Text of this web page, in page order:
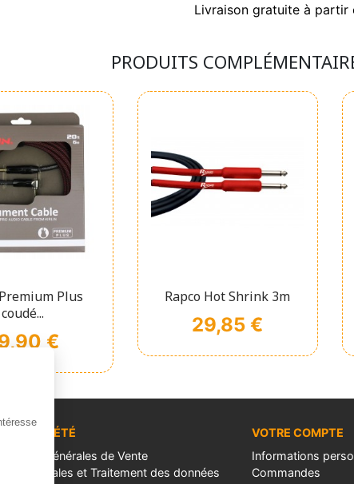
Livraison gratuite à partir
PRODUITS
Plus
coudé...
€
Rapco Hot Shrink 3m
Prix
29,85 €
SOCIÉTÉ
Générales de Vente
légales et Traitement des données
VOTRE COMPTE
Informations
Commandes